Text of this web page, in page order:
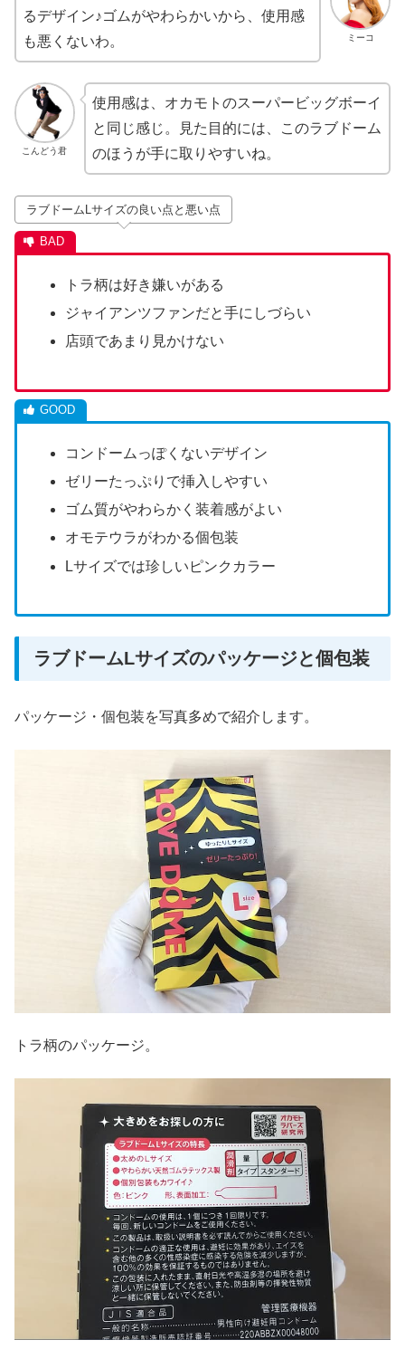
ミーコ
るデザイン♪ゴムがやわらかいから、使用感
も悪くないわ。
こんどう君
使用感は、オカモトのスーパービッグボーイ
と同じ感じ。見た目的には、このラブドーム
のほうが手に取りやすいね。
ラブドームLサイズの良い点と悪い点
トラ柄は好き嫌いがある
ジャイアンツファンだと手にしづらい
店頭であまり見かけない
コンドームっぽくないデザイン
ゼリーたっぷりで挿入しやすい
ゴム質がやわらかく装着感がよい
オモテウラがわかる個包装
Lサイズでは珍しいピンクカラー
ラブドームLサイズのパッケージと個包装
パッケージ・個包装を写真多めで紹介します。
トラ柄のパッケージ。